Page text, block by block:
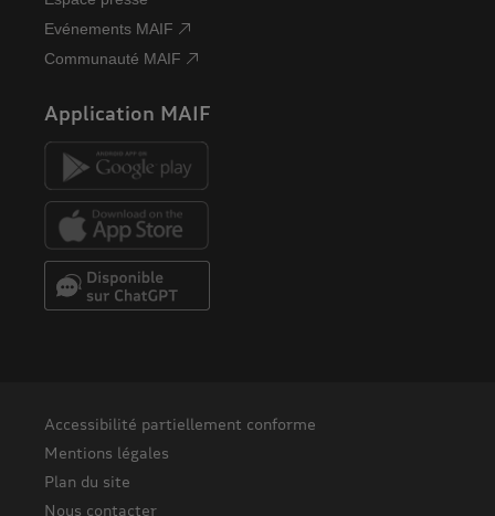
Evénements MAIF
Communauté MAIF
Application MAIF
Accessibilité partiellement conforme
Mentions légales
Plan du site
Nous contacter